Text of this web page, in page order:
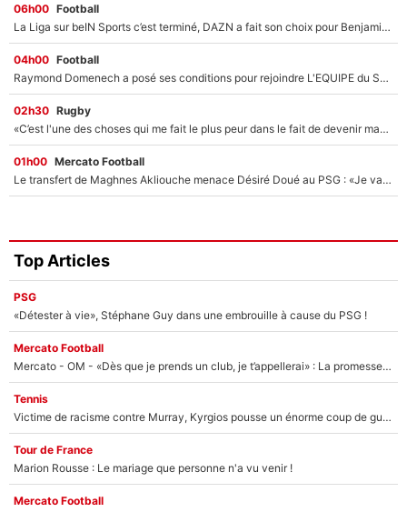
06h00 Football
La Liga sur beIN Sports c’est terminé, DAZN a fait son choix pour Benjamin Da Silva et Omar Da Fonseca !
04h00 Football
Raymond Domenech a posé ses conditions pour rejoindre L'EQUIPE du Soir : Il refuse de faire l'émission avec un autre chroniqueur !
02h30 Rugby
«C’est l'une des choses qui me fait le plus peur dans le fait de devenir maman» : En couple avec Antoine Dupont, Iris Mittenaere s'inquiète déjà pour ses futurs enfants !
01h00 Mercato Football
Le transfert de Maghnes Akliouche menace Désiré Doué au PSG : «Je valide à 200%»
Top Articles
PSG
«Détester à vie», Stéphane Guy dans une embrouille à cause du PSG !
Mercato Football
Mercato - OM - «Dès que je prends un club, je t’appellerai» : La promesse de Marcelino au moment de claquer la porte
Tennis
Victime de racisme contre Murray, Kyrgios pousse un énorme coup de gueule !
Tour de France
Marion Rousse : Le mariage que personne n'a vu venir !
Mercato Football